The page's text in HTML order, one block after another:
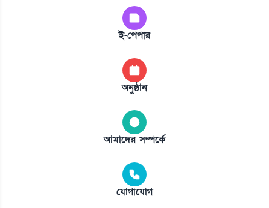
ই-পেপার
অনুষ্ঠান
আমাদের সম্পর্কে
যোগাযোগ